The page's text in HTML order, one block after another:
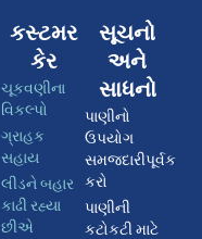
કસ્ટમર
કેર
ચૂકવણીના
વિકલ્પો
ગ્રાહક
સહાય
લીડને બહાર
કાઢી રહ્યા
છીએ
સૂચનો
અને
સાધનો
પાણીનો
ઉપયોગ
સમજદારીપૂર્વક
કરો
પાણીની
કટોકટી માટે